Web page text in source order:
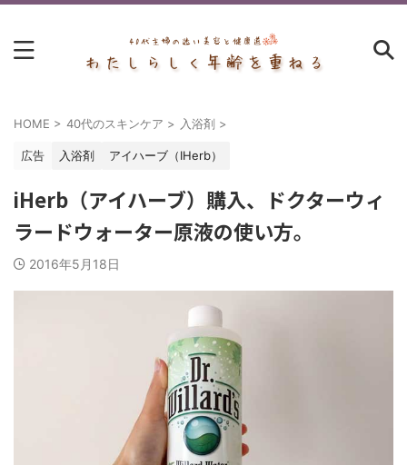
HOME > 40代のスキンケア > 入浴剤 >
広告 入浴剤 アイハーブ（IHerb）
iHerb（アイハーブ）購入、ドクターウィ
ラードウォーター原液の使い方。
2016年5月18日